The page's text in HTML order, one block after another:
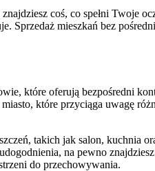
coś, co spełni Twoje
Sprzedaż mieszkań bez
które oferują bezpośredni
które przyciąga uwagę
takich jak salon, kuchnia
na pewno
do przechowywania.